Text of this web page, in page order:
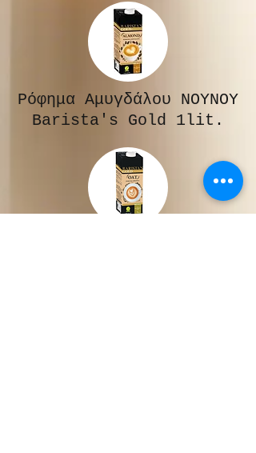
Ρόφημα Αμυγδάλου ΝΟΥΝΟΥ
Barista's Gold 1lit.